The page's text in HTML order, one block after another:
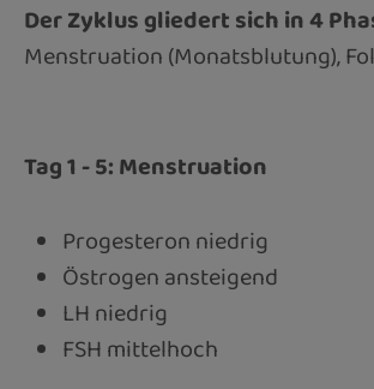
Der Zyklus gliedert sich in 4
Menstruation (Monatsblutung),
Tag 1 - 5: Menstruation
Progesteron niedrig
Östrogen ansteigend
LH niedrig
FSH mittelhoch